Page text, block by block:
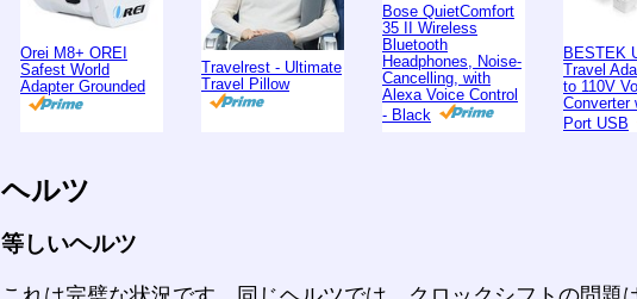
Orei M8+ OREI
Safest World
Adapter Grounded
Travelrest - Ultimate
Travel Pillow
Bose QuietComfort
35 II Wireless
Bluetooth
Headphones, Noise-
Cancelling, with
Alexa Voice Control
- Black
BESTEK
Travel
to 110V
Converter
Port USB
ヘルツ
等しいヘルツ